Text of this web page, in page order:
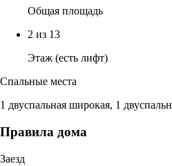
Общая площадь
2 из 13
Этаж (есть лифт)
Спальные места
1 двуспальная широкая, 1
Правила дома
Заезд